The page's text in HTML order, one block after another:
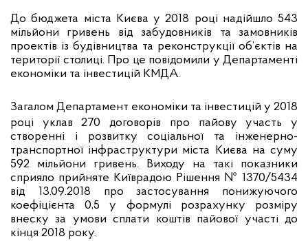
До бюджета міста Києва у 2018 році надійшло 543
мільйони гривень від забудовників та замовників
проектів із будівництва та реконструкції об’єктів на
території столиці. Про це повідомили у Департаменті
економіки та інвестицій КМДА.
Загалом Департамент економіки та інвестицій у 2018
році уклав 270 договорів про пайову участь у
створенні і розвитку соціальної та інженерно-
транспортної інфраструктури міста Києва на суму
592 мільйони гривень. Виходу на такі показники
сприяло прийняте Київрадою Рішення № 1370/5434
від 13.09.2018 про застосування понижуючого
коефіцієнта 0,5 у формулі розрахунку розміру
внеску за умови сплати коштів пайової участі до
кінця 2018 року.